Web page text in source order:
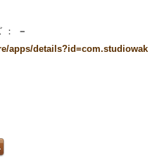
－
apps/details?id=com.studiowak